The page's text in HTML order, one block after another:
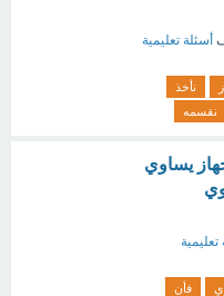
أسئلة تعليمية
نأخذ
نقسمه
يساوي
تعليمية
فأن